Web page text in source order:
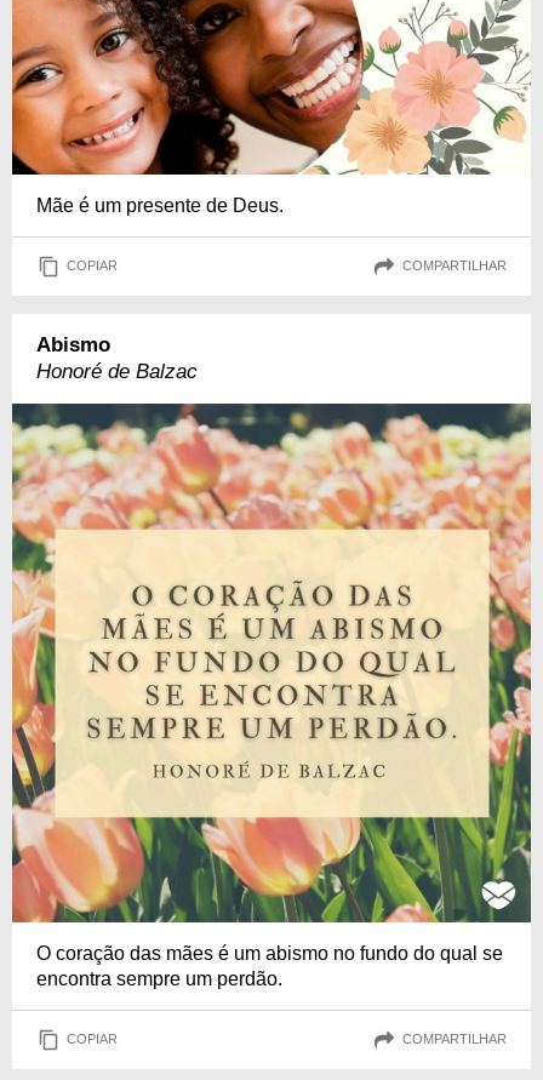
Mãe é um presente de Deus.
COPIAR COMPARTILHAR
Abismo
Honoré de Balzac
O coração das mães é um abismo no fundo do qual se
encontra sempre um perdão.
COPIAR COMPARTILHAR